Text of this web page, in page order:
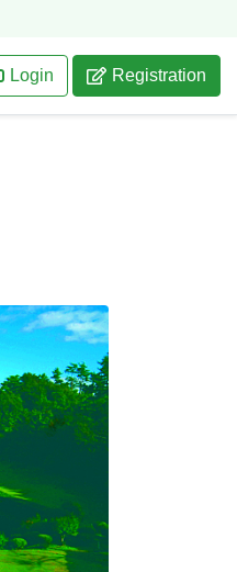
Login Registration